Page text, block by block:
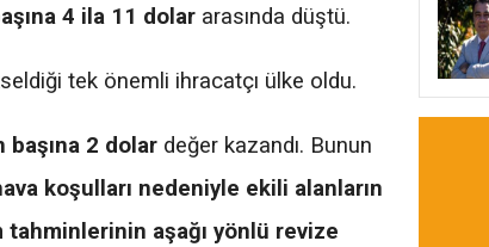
4 ila 11 dolar arasında düştü.
tek önemli ihracatçı ülke oldu.
başına 2 dolar değer kazandı. Bunun
koşulları nedeniyle ekili alanların
aşağı yönlü revize